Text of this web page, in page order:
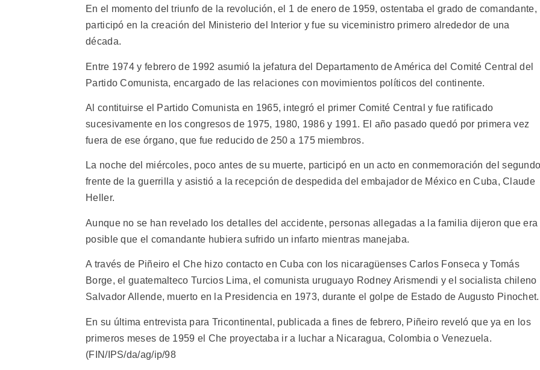
En el momento del triunfo de la revolución, el 1 de enero de 1959, ostentaba el grado de comandante,
participó en la creación del Ministerio del Interior y fue su viceministro primero alrededor de una
década.
Entre 1974 y febrero de 1992 asumió la jefatura del Departamento de América del Comité Central del
Partido Comunista, encargado de las relaciones con movimientos políticos del continente.
Al contituirse el Partido Comunista en 1965, integró el primer Comité Central y fue ratificado
sucesivamente en los congresos de 1975, 1980, 1986 y 1991. El año pasado quedó por primera vez
fuera de ese órgano, que fue reducido de 250 a 175 miembros.
La noche del miércoles, poco antes de su muerte, participó en un acto en conmemoración del
frente de la guerrilla y asistió a la recepción de despedida del embajador de México en Cuba, Claude
Heller.
Aunque no se han revelado los detalles del accidente, personas allegadas a la familia dijeron que era
posible que el comandante hubiera sufrido un infarto mientras manejaba.
A través de Piñeiro el Che hizo contacto en Cuba con los nicaragüenses Carlos Fonseca y Tomás
Borge, el guatemalteco Turcios Lima, el comunista uruguayo Rodney Arismendi y el socialista chileno
Salvador Allende, muerto en la Presidencia en 1973, durante el golpe de Estado de Augusto Pinochet.
En su última entrevista para Tricontinental, publicada a fines de febrero, Piñeiro reveló que ya en los
primeros meses de 1959 el Che proyectaba ir a luchar a Nicaragua, Colombia o Venezuela.
(FIN/IPS/da/ag/ip/98